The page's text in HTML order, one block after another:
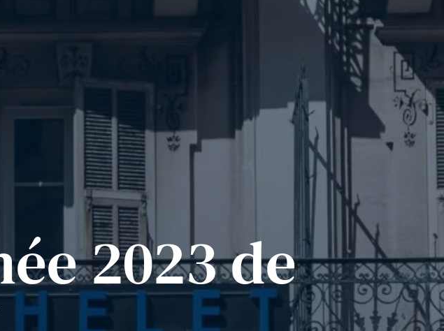
2023 de